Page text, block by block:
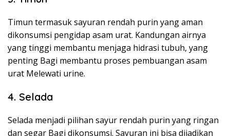
Timun termasuk sayuran rendah purin yang aman
dikonsumsi pengidap asam urat. Kandungan airnya
yang tinggi membantu menjaga hidrasi tubuh, yang
penting Bagi membantu proses pembuangan asam
urat Melewati urine.
4. Selada
Selada menjadi pilihan sayur rendah purin yang ringan
dan segar Bagi dikonsumsi. Sayuran ini bisa dijadikan